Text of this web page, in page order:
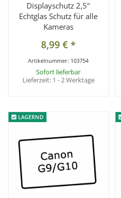
Displayschutz 2,5"
Echtglas Schutz für alle
Kameras
8,99 €*
Artikelnummer: 103754
Sofort lieferbar
Lieferzeit: 1 - 2 Werktage
LAGERND
LAGERND